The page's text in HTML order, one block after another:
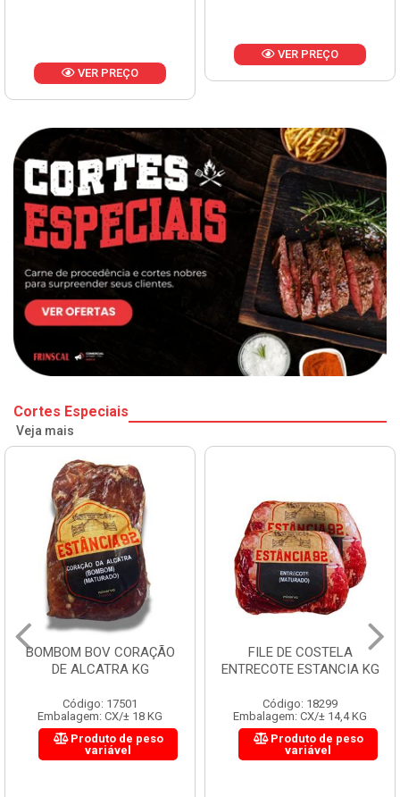
VER PREÇO
VER PREÇO
Cortes Especiais
Veja mais
BOMBOM BOV CORAÇÃO
DE ALCATRA KG
Código: 17501
Embalagem: CX/± 18 KG
Produto de peso
variável
FILE DE COSTELA
ENTRECOTE ESTANCIA KG
Código: 18299
Embalagem: CX/± 14,4 KG
Produto de peso
variável